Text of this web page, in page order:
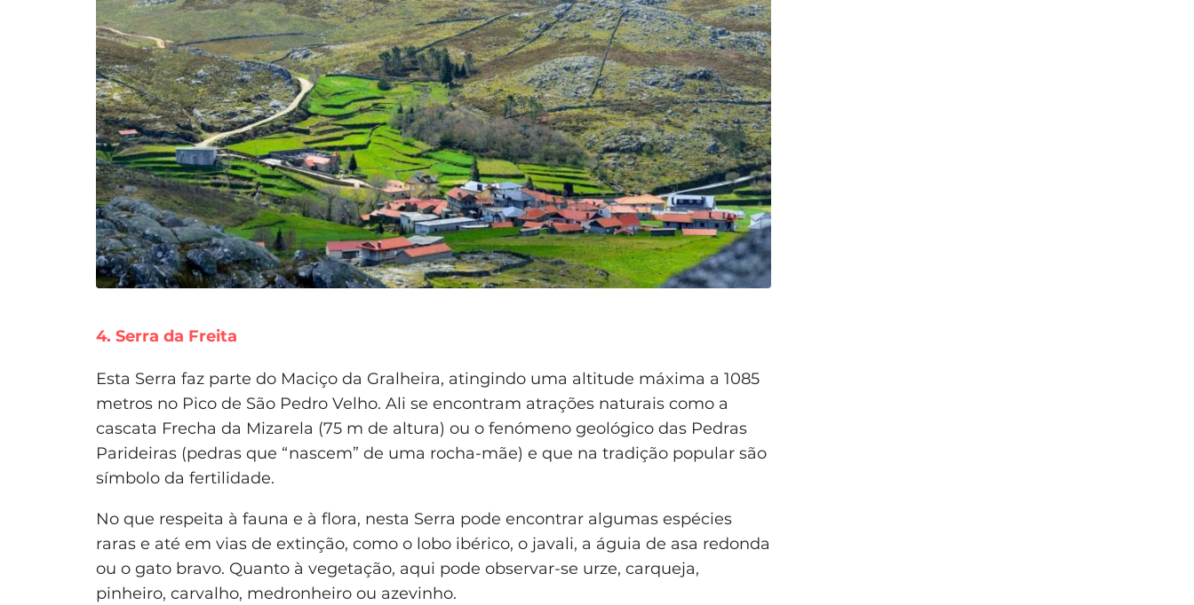
4. Serra da Freita
Esta Serra faz parte do Maciço da Gralheira, atingindo uma altitude máxima a 1085
metros no Pico de São Pedro Velho. Ali se encontram atrações naturais como a
cascata Frecha da Mizarela (75 m de altura) ou o fenómeno geológico das Pedras
Parideiras (pedras que “nascem” de uma rocha-mãe) e que na tradição popular são
símbolo da fertilidade.
No que respeita à fauna e à flora, nesta Serra pode encontrar algumas espécies
raras e até em vias de extinção, como o lobo ibérico, o javali, a águia de asa redonda
ou o gato bravo. Quanto à vegetação, aqui pode observar-se urze, carqueja,
pinheiro, carvalho, medronheiro ou azevinho.